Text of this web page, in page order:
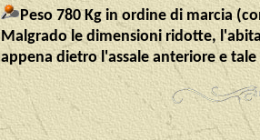
Peso 780 Kg in ordine di marcia
Malgrado le dimensioni ridotte,
appena dietro l'assale anteriore e